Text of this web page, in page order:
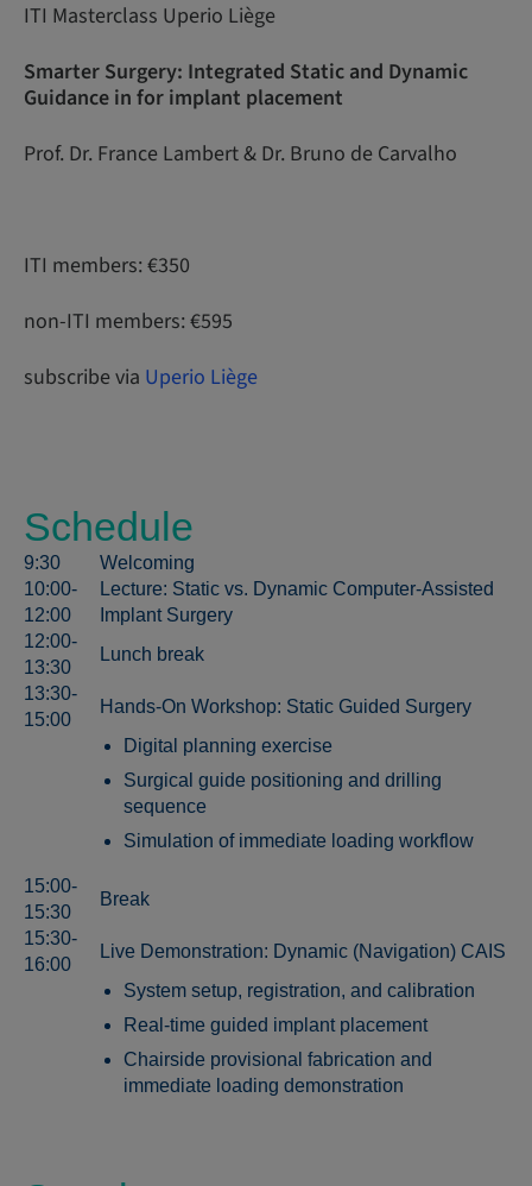
ITI Masterclass Uperio Liège
Smarter Surgery: Integrated Static and Dynamic
Guidance in for implant placement
Prof. Dr. France Lambert & Dr. Bruno de Carvalho
ITI members: €350
non-ITI members: €595
subscribe via Uperio Liège
Schedule
9:30
Welcoming
10:00-
12:00
Lecture: Static vs. Dynamic Computer-Assisted
Implant Surgery
12:00-
13:30
Lunch break
13:30-
15:00
Hands-On Workshop: Static Guided Surgery
Digital planning exercise
Surgical guide positioning and drilling
sequence
Simulation of immediate loading workflow
15:00-
15:30
Break
15:30-
16:00
Live Demonstration: Dynamic (Navigation) CAIS
System setup, registration, and calibration
Real-time guided implant placement
Chairside provisional fabrication and
immediate loading demonstration